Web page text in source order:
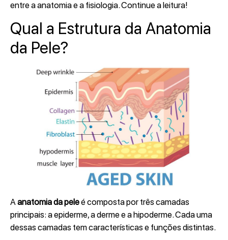
entre a anatomia e a fisiologia. Continue a leitura!
Qual a Estrutura da Anatomia
da Pele?
Aanatomia da peleé composta por três camadas
principais: a epiderme, a derme e a hipoderme. Cada uma
dessas camadas tem características e funções distintas.